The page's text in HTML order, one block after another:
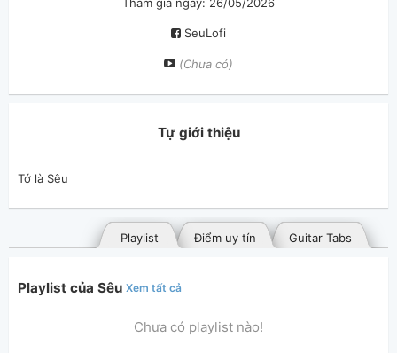
SeuLofi
(Chưa có)
Tự giới thiệu
Guitar Tabs
Điểm uy tín
Playlist
Playlist của Sêu Xem tất cả
Chưa có playlist nào!